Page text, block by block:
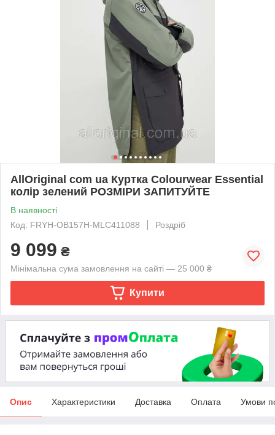
AllOriginal com ua Куртка Colourwear Essential
колір зелений РОЗМІРИ ЗАПИТУЙТЕ
В наявності
Код: FRYH-OB157H-MLC411088
Роздріб
9 099 ₴
Мінімальна сума замовлення на сайті — 25 000 ₴
Купити
Опис Характеристики Доставка Оплата Умови